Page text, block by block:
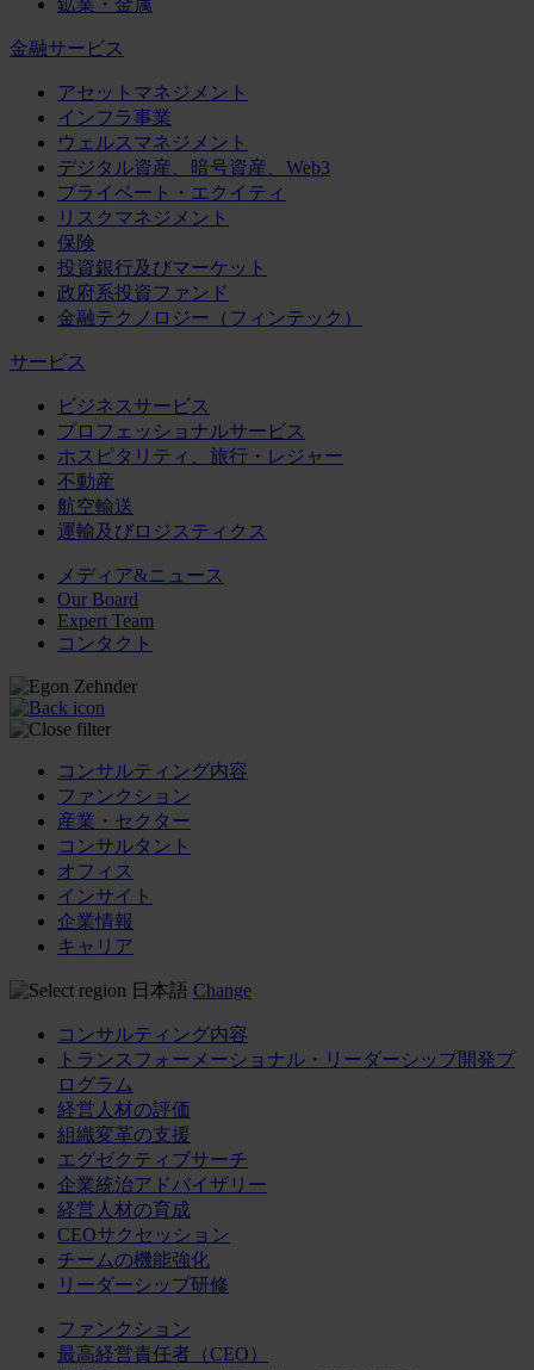
鉱業・金属
金融サービス
アセットマネジメント
インフラ事業
ウェルスマネジメント
デジタル資産、暗号資産、Web3
プライベート・エクイティ
リスクマネジメント
保険
投資銀行及びマーケット
政府系投資ファンド
金融テクノロジー（フィンテック）
サービス
ビジネスサービス
プロフェッショナルサービス
ホスピタリティ、旅行・レジャー
不動産
航空輸送
運輸及びロジスティクス
メディア&ニュース
Our Board
Expert Team
コンタクト
コンサルティング内容
ファンクション
産業・セクター
コンサルタント
オフィス
インサイト
企業情報
キャリア
日本語 Change
コンサルティング内容
トランスフォーメーショナル・リーダーシップ開発プ
ログラム
経営人材の評価
組織変革の支援
エグゼクティブサーチ
企業統治アドバイザリー
経営人材の育成
CEOサクセッション
チームの機能強化
リーダーシップ研修
ファンクション
最高経営責任者（CEO）